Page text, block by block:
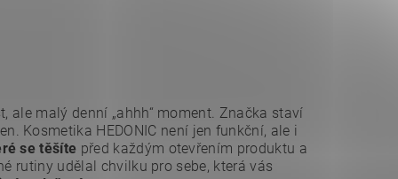
ale malý denní „ahhh“ moment. Značka staví
Kosmetika HEDONIC není jen funkční, ale i
se těšíte před každým otevřením produktu a
rutiny udělal chvilku pro sebe, která vás